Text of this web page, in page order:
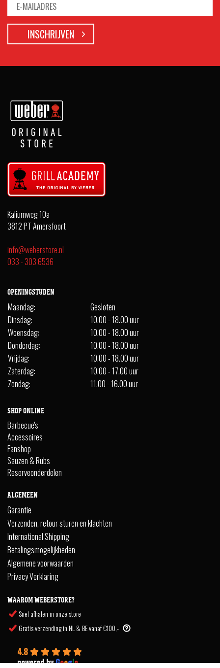
Kaliumweg 10a
3812 PT Amersfoort
info@weberstore.nl
033 - 303 6536
OPENINGSTIJDEN
Maandag:
Gesloten
Dinsdag:
10.00 - 18.00 uur
Woensdag:
10.00 - 18.00 uur
Donderdag:
10.00 - 18.00 uur
Vrijdag:
10.00 - 18.00 uur
Zaterdag:
10.00 - 17.00 uur
Zondag:
11.00 - 16.00 uur
SHOP ONLINE
Barbecue's
Accessoires
Fanshop
Sauzen & Rubs
Reserveonderdelen
ALGEMEEN
Garantie
Verzenden, retour sturen en klachten
International Shipping
Betalingsmogelijkheden
Algemene voorwaarden
Privacy Verklaring
WAAROM WEBERSTORE?
Snel afhalen in onze store
Gratis verzending in NL & BE vanaf €100,-
4.8
powered byGoogle